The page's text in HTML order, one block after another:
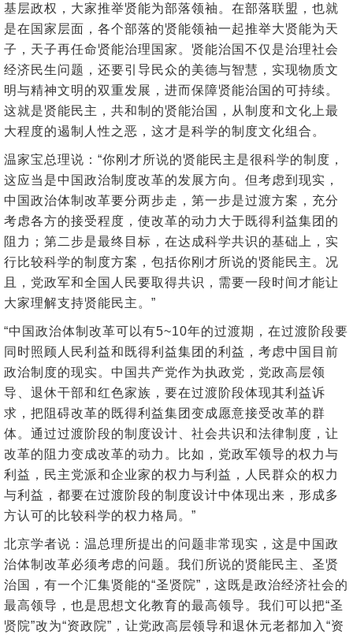
基层政权，大家推举贤能为部落领袖。在部落联盟，也就
是在国家层面，各个部落的贤能领袖一起推举大贤能为天
子，天子再任命贤能治理国家。贤能治国不仅是治理社会
经济民生问题，还要引导民众的美德与智慧，实现物质文
明与精神文明的双重发展，进而保障贤能治国的可持续。
这就是贤能民主，共和制的贤能治国，从制度和文化上最
大程度的遏制人性之恶，这才是科学的制度文化组合。
温家宝总理说：“你刚才所说的贤能民主是很科学的制度，
这应当是中国政治制度改革的发展方向。但考虑到现实，
中国政治体制改革要分两步走，第一步是过渡方案，充分
考虑各方的接受程度，使改革的动力大于既得利益集团的
阻力；第二步是最终目标，在达成科学共识的基础上，实
行比较科学的制度方案，包括你刚才所说的贤能民主。况
且，党政军和全国人民要取得共识，需要一段时间才能让
大家理解支持贤能民主。”
“中国政治体制改革可以有5~10年的过渡期，在过渡阶段要
同时照顾人民利益和既得利益集团的利益，考虑中国目前
政治制度的现实。中国共产党作为执政党，党政高层领
导、退休干部和红色家族，要在过渡阶段体现其利益诉
求，把阻碍改革的既得利益集团变成愿意接受改革的群
体。通过过渡阶段的制度设计、社会共识和法律制度，让
改革的阻力变成改革的动力。比如，党政军领导的权力与
利益，民主党派和企业家的权力与利益，人民群众的权力
与利益，都要在过渡阶段的制度设计中体现出来，形成多
方认可的比较科学的权力格局。”
北京学者说：温总理所提出的问题非常现实，这是中国政
治体制改革必须考虑的问题。我们所说的贤能民主、圣贤
治国，有一个汇集贤能的“圣贤院”，这既是政治经济社会的
最高领导，也是思想文化教育的最高领导。我们可以把“圣
贤院”改为“资政院”，让党政高层领导和退休元老都加入“资